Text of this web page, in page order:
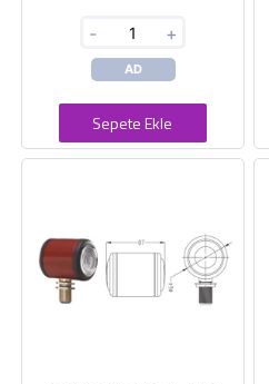
- +
AD
Sepete Ekle